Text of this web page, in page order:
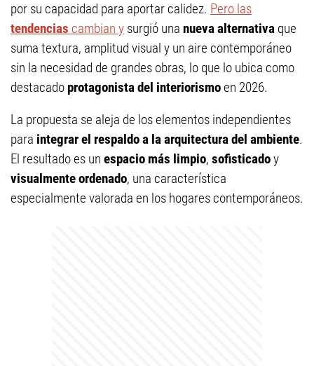
por su capacidad para aportar calidez. Pero las
tendencias cambian y surgió una nueva alternativa que
suma textura, amplitud visual y un aire contemporáneo
sin la necesidad de grandes obras, lo que lo ubica como
destacado protagonista del interiorismoen 2026.
La propuesta se aleja de los elementos independientes
para integrar el respaldo a la arquitectura del ambiente.
El resultado es un espacio más limpio, sofisticadoy
visualmente ordenado, una característica
especialmente valorada en los hogares contemporáneos.